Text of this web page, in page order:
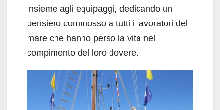
insieme agli equipaggi, dedicando un
pensiero commosso a tutti i lavoratori del
mare che hanno perso la vita nel
compimento del loro dovere.